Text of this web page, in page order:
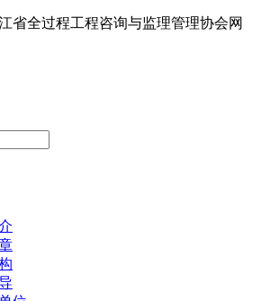
省全过程工程咨询与监理管理协会网